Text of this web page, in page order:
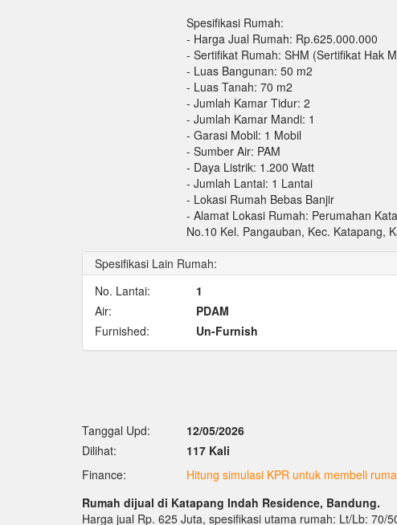
Spesifikasi Rumah:
- Harga Jual Rumah: Rp.625.000.000
- Sertifikat Rumah: SHM (Sertifikat Hak
- Luas Bangunan: 50 m2
- Luas Tanah: 70 m2
- Jumlah Kamar Tidur: 2
- Jumlah Kamar Mandi: 1
- Garasi Mobil: 1 Mobil
- Sumber Air: PAM
- Daya Listrik: 1.200 Watt
- Jumlah Lantai: 1 Lantai
- Lokasi Rumah Bebas Banjir
- Alamat Lokasi Rumah: Perumahan
No.10 Kel. Pangauban, Kec. Katapang,
Spesifikasi Lain Rumah:
No. Lantai:
1
Air:
PDAM
Furnished:
Un-Furnish
Tanggal Upd:
12/05/2026
Dilihat:
117 Kali
Finance:
Hitung simulasi KPR untuk membeli
Rumah dijual di Katapang Indah Residence, Bandung.
Harga jual Rp. 625 Juta, spesifikasi utama rumah: Lt/Lb: 70/